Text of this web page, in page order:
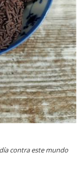
contra este mundo